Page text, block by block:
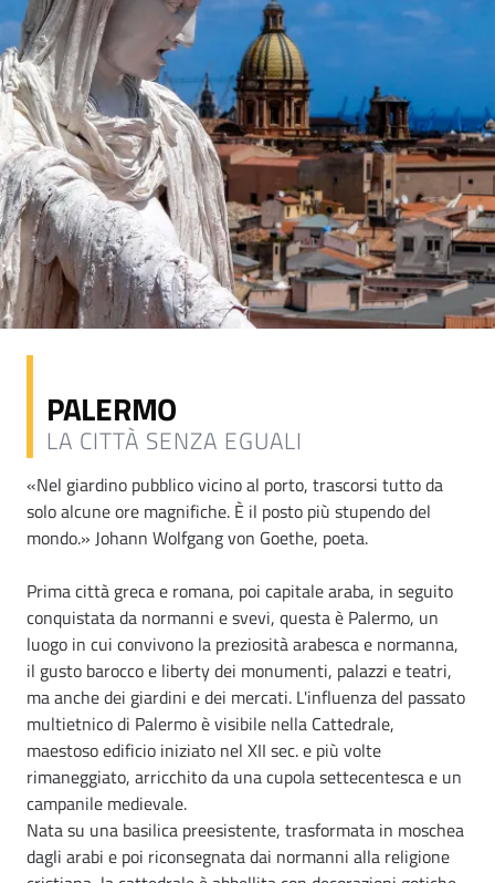
PALERMO
LA CITTÀ SENZA EGUALI
«Nel giardino pubblico vicino al porto, trascorsi tutto da
solo alcune ore magnifiche. È il posto più stupendo del
mondo.» Johann Wolfgang von Goethe, poeta.
Prima città greca e romana, poi capitale araba, in seguito
conquistata da normanni e svevi, questa è Palermo, un
luogo in cui convivono la preziosità arabesca e normanna,
il gusto barocco e liberty dei monumenti, palazzi e teatri,
ma anche dei giardini e dei mercati. L'influenza del passato
multietnico di Palermo è visibile nella Cattedrale,
maestoso edificio iniziato nel XII sec. e più volte
rimaneggiato, arricchito da una cupola settecentesca e un
campanile medievale.
Nata su una basilica preesistente, trasformata in moschea
dagli arabi e poi riconsegnata dai normanni alla religione